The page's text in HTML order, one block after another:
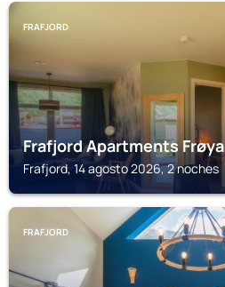
FRAFJORD
Frafjord Apartments Frøya
Frafjord, 14 agosto 2026, 2 noches
FRAFJORD